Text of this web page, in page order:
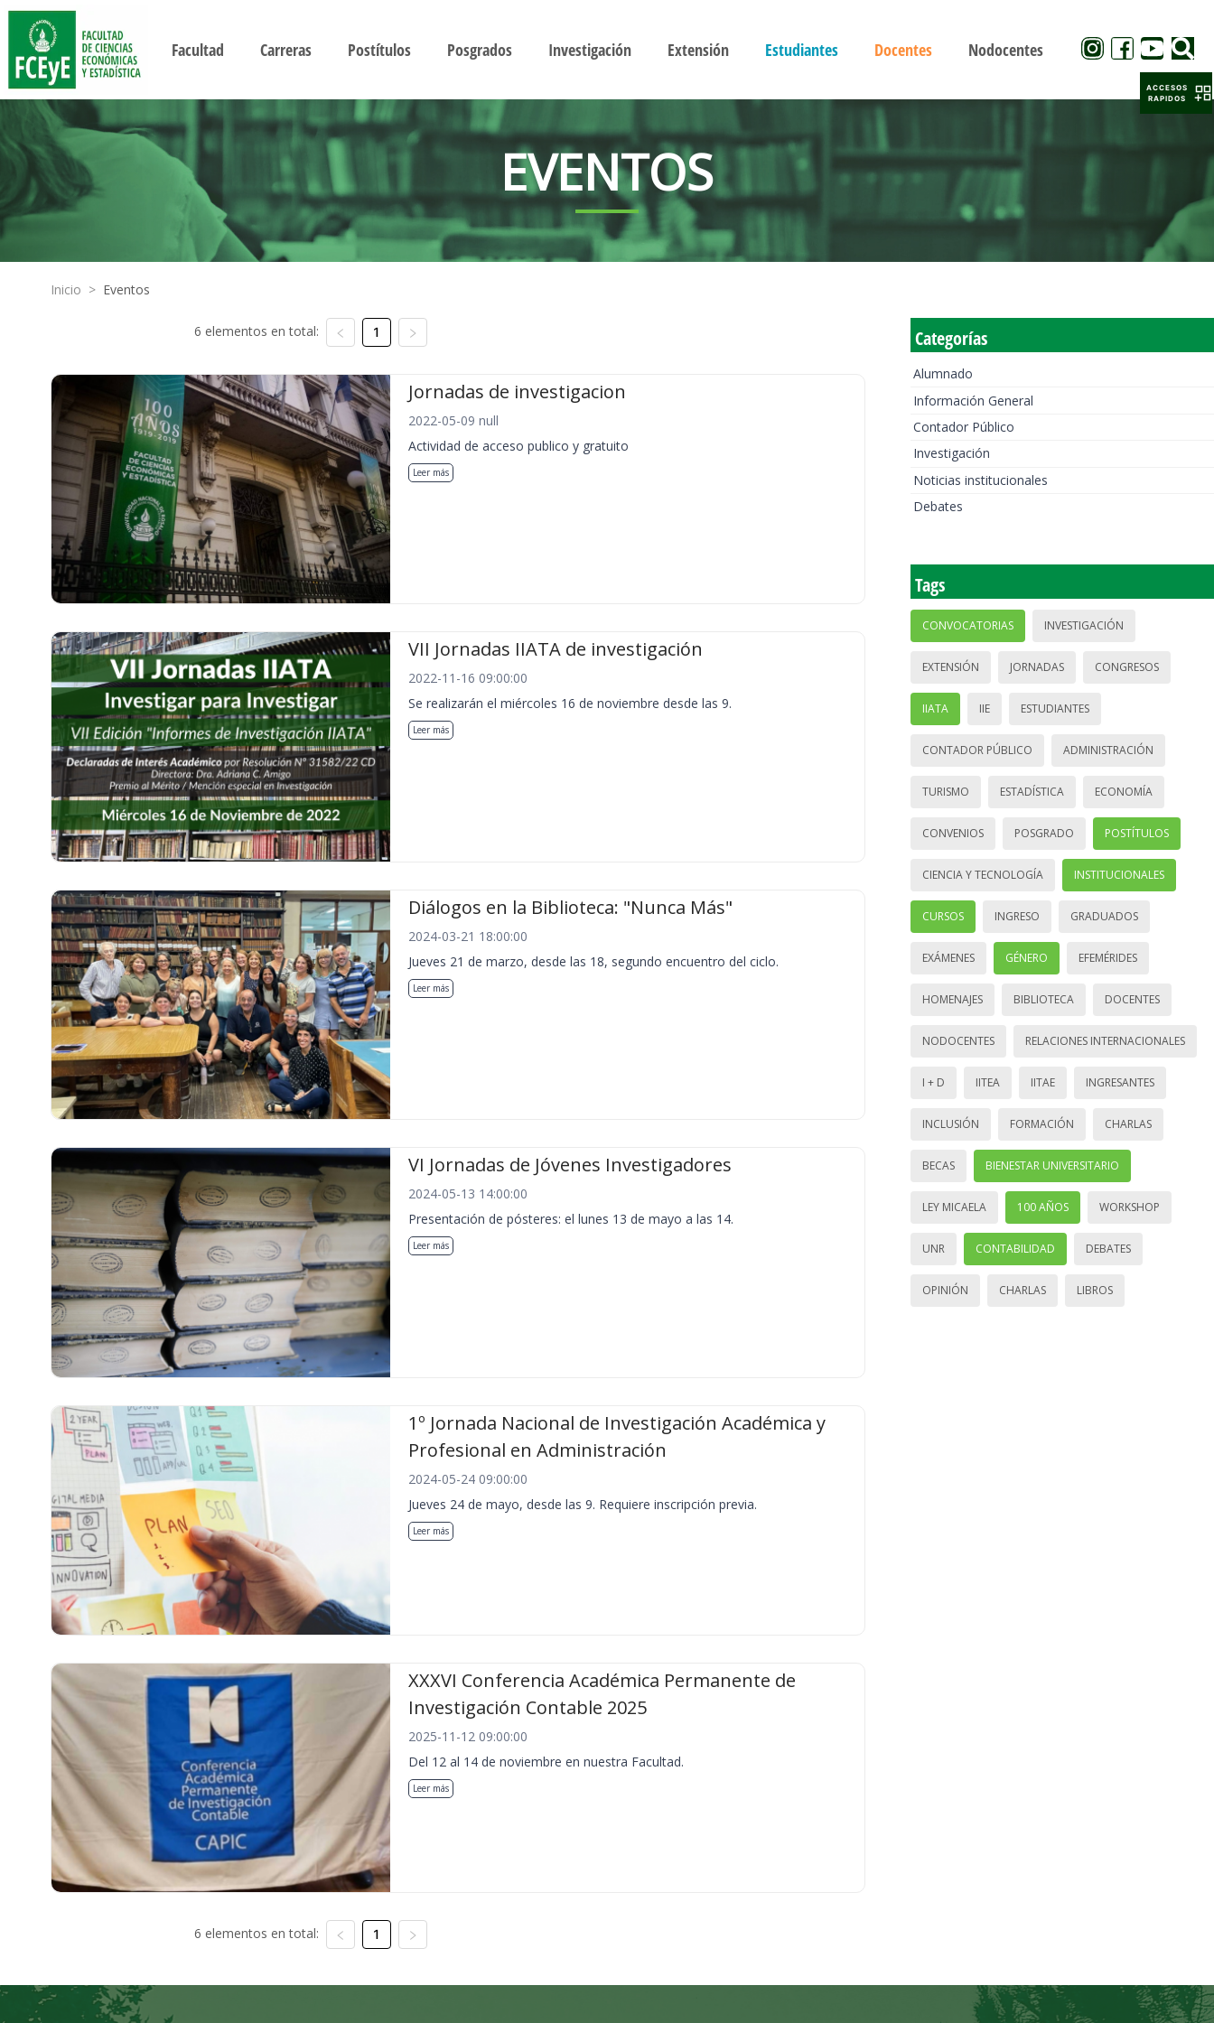
Facultad Carreras Postítulos Posgrados Investigación Extensión Estudiantes Docentes Nodocentes
EVENTOS
Inicio > Eventos
6 elementos en total: 1
Jornadas de investigacion
2022-05-09 null
Actividad de acceso publico y gratuito
Leer más
VII Jornadas IIATA de investigación
2022-11-16 09:00:00
Se realizarán el miércoles 16 de noviembre desde las 9.
Leer más
Diálogos en la Biblioteca: "Nunca Más"
2024-03-21 18:00:00
Jueves 21 de marzo, desde las 18, segundo encuentro del ciclo.
Leer más
VI Jornadas de Jóvenes Investigadores
2024-05-13 14:00:00
Presentación de pósteres: el lunes 13 de mayo a las 14.
Leer más
1º Jornada Nacional de Investigación Académica y
Profesional en Administración
2024-05-24 09:00:00
Jueves 24 de mayo, desde las 9. Requiere inscripción previa.
Leer más
XXXVI Conferencia Académica Permanente de
Investigación Contable 2025
2025-11-12 09:00:00
Del 12 al 14 de noviembre en nuestra Facultad.
Leer más
6 elementos en total: 1
Categorías
Alumnado
Información General
Contador Público
Investigación
Noticias institucionales
Debates
Tags
CONVOCATORIAS INVESTIGACIÓN
EXTENSIÓN JORNADAS CONGRESOS
IIATA IIE ESTUDIANTES
CONTADOR PÚBLICO ADMINISTRACIÓN
TURISMO ESTADÍSTICA ECONOMÍA
CONVENIOS POSGRADO POSTÍTULOS
CIENCIA Y TECNOLOGÍA INSTITUCIONALES
CURSOS INGRESO GRADUADOS
EXÁMENES GÉNERO EFEMÉRIDES
HOMENAJES BIBLIOTECA DOCENTES
NODOCENTES RELACIONES INTERNACIONALES
I + D IITEA IITAE INGRESANTES
INCLUSIÓN FORMACIÓN CHARLAS
BECAS BIENESTAR UNIVERSITARIO
LEY MICAELA 100 AÑOS WORKSHOP
UNR CONTABILIDAD DEBATES
OPINIÓN CHARLAS LIBROS
ACCESOS
RAPIDOS